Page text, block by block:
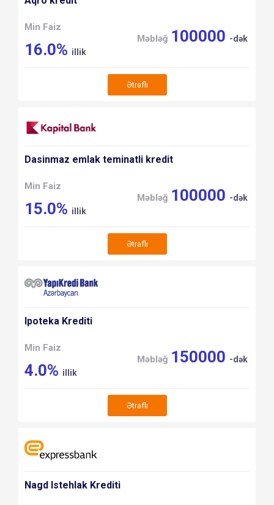
Min Faiz
16.0% illik
Məbləğ 100000 -dək
Ətraflı
Dasinmaz emlak teminatli kredit
Min Faiz
15.0% illik
Məbləğ 100000 -dək
Ətraflı
Ipoteka Krediti
Min Faiz
4.0% illik
Məbləğ 150000 -dək
Ətraflı
Nagd Istehlak Krediti